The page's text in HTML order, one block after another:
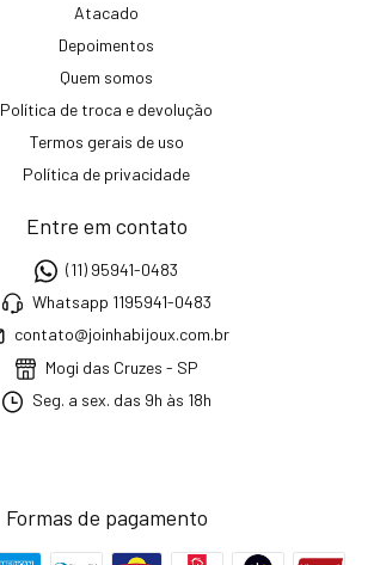
Atacado
Depoimentos
Quem somos
Política de troca e devolução
Termos gerais de uso
Política de privacidade
Entre em contato
(11) 95941-0483
Whatsapp 1195941-0483
contato@joinhabijoux.com.br
Mogi das Cruzes - SP
Seg. a sex. das 9h às 18h
Formas de pagamento